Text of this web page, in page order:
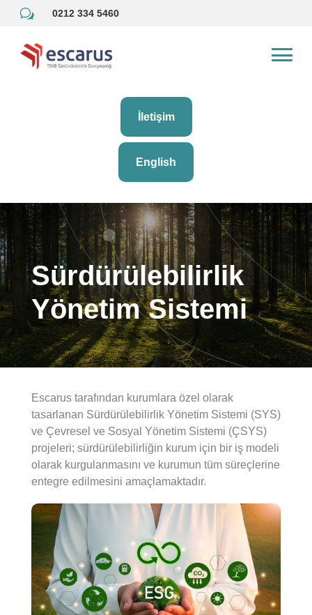
w 0212 334 5460
İletişim
English
Sürdürülebilirlik
Yönetim Sistemi
Escarus tarafından kurumlara özel olarak
tasarlanan Sürdürülebilirlik Yönetim Sistemi (SYS)
ve Çevresel ve Sosyal Yönetim Sistemi (ÇSYS)
projeleri; sürdürülebilirliğin kurum için bir iş modeli
olarak kurgulanmasını ve kurumun tüm süreçlerine
entegre edilmesini amaçlamaktadır.